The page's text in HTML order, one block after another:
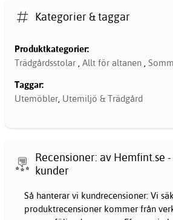
Kategorier & taggar
Produktkategorier:
Trädgårdsstolar , Allt för altanen ,
Taggar:
Utemöbler, Utemiljö & Trädgård
Recensioner: av Hemfint.se
kunder
Så hanterar vi kundrecensioner: Vi
produktrecensioner kommer från